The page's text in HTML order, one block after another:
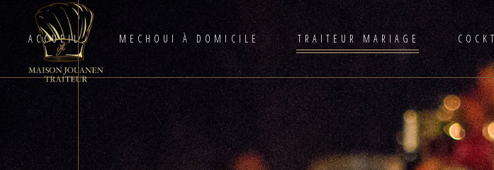
ACCUEIL MECHOUI À DOMICILE TRAITEUR MARIAGE